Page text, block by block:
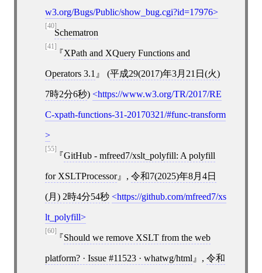
w3.org/Bugs/Public/show_bug.cgi?id=17976
[40]
Schematron
[41]
XPath and XQuery Functions and
Operators 3.1 (平成29(2017)年3月21日(火)
7時2分6秒) https://www.w3.org/TR/2017/RE
C-xpath-functions-31-20170321/#func-transform
[55]
GitHub - mfreed7/xslt_polyfill: A polyfill
for XSLTProcessor , 令和7(2025)年8月4日
(月) 2時4分54秒 https://github.com/mfreed7/xs
lt_polyfill
[60]
Should we remove XSLT from the web
platform? · Issue #11523 · whatwg/html , 令和